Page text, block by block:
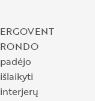
ERGOVENT
RONDO
padėjo
išlaikyti
interjerų